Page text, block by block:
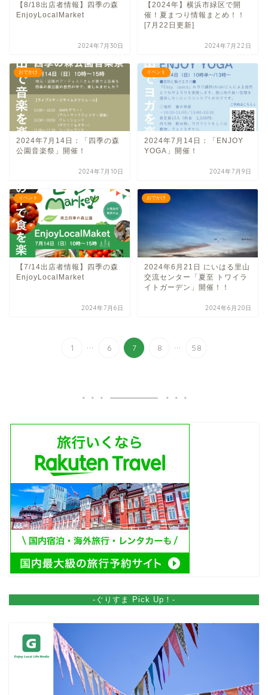
【8/18出店者情報】四季の森
EnjoyLocalMarket
2024年7月30日
【2024年】横浜市緑区で開
催！夏まつり情報まとめ！！
[7月22日更新]
2024年7月22日
おでかけ
2024年7月14日：「四季の森
公園音楽祭」開催！
2024年7月10日
イベント
2024年7月14日：「ENJOY
YOGA」開催！
2024年7月9日
イベント
【7/14出店者情報】四季の森
EnjoyLocalMarket
2024年7月6日
おでかけ
2024年6月21日 にいはる里山
交流センター「夏至 トワイラ
イトガーデン」開催！！
2024年6月20日
1 ... 6 7 8 ... 58
-ぐりすま Pick Up！-